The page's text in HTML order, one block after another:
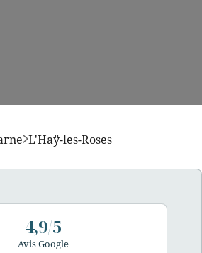
L'Haÿ-les-Roses
4,9/5
Avis Google